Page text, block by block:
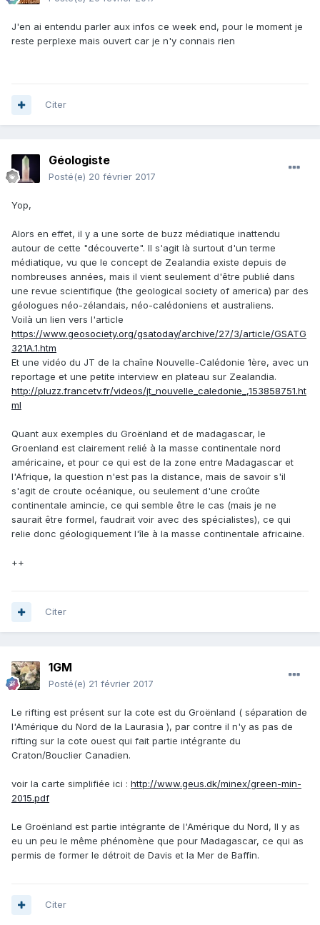
J'en ai entendu parler aux infos ce week end, pour le moment je
reste perplexe mais ouvert car je n'y connais rien
Citer
Géologiste
Posté(e) 20 février 2017
Yop,
Alors en effet, il y a une sorte de buzz médiatique inattendu
autour de cette "découverte". Il s'agit là surtout d'un terme
médiatique, vu que le concept de Zealandia existe depuis de
nombreuses années, mais il vient seulement d'être publié dans
une revue scientifique (the geological society of america) par des
géologues néo-zélandais, néo-calédoniens et australiens.
Voilà un lien vers l'article
https://www.geosociety.org/gsatoday/archive/27/3/article/GSATG
321A.1.htm
Et une vidéo du JT de la chaîne Nouvelle-Calédonie 1ère, avec un
reportage et une petite interview en plateau sur Zealandia.
http://pluzz.francetv.fr/videos/jt_nouvelle_caledonie_,153858751.ht
ml
Quant aux exemples du Groënland et de madagascar, le
Groenland est clairement relié à la masse continentale nord
américaine, et pour ce qui est de la zone entre Madagascar et
l'Afrique, la question n'est pas la distance, mais de savoir s'il
s'agit de croute océanique, ou seulement d'une croûte
continentale amincie, ce qui semble être le cas (mais je ne
saurait être formel, faudrait voir avec des spécialistes), ce qui
relie donc géologiquement l'île à la masse continentale africaine.
++
Citer
1GM
Posté(e) 21 février 2017
Le rifting est présent sur la cote est du Groënland ( séparation de
l'Amérique du Nord de la Laurasia ), par contre il n'y as pas de
rifting sur la cote ouest qui fait partie intégrante du
Craton/Bouclier Canadien.
voir la carte simplifiée ici : http://www.geus.dk/minex/green-min-
2015.pdf
Le Groënland est partie intégrante de l'Amérique du Nord, Il y as
eu un peu le même phénomène que pour Madagascar, ce qui as
permis de former le détroit de Davis et la Mer de Baffin.
Citer